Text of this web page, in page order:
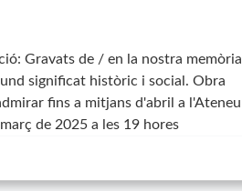
Gravats de / en la nostra memòria
significat històric i social. Obra
fins a mitjans d'abril a l'Ateneu
de 2025 a les 19 hores